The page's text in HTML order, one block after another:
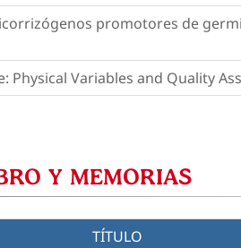
promotores de
Physical Variables and Quality
Y MEMORIAS
TÍTULO